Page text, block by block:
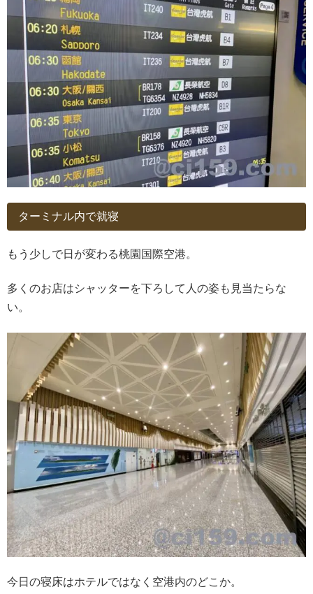
ターミナル内で就寝
もう少しで日が変わる桃園国際空港。
多くのお店はシャッターを下ろして人の姿も見当たらな
い。
今日の寝床はホテルではなく空港内のどこか。